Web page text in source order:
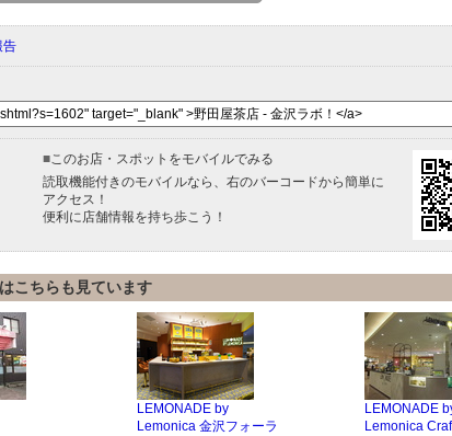
告
■このお店・スポットをモバイルでみる
読取機能付きのモバイルなら、右のバーコードから簡単に
アクセス！
便利に店舗情報を持ち歩こう！
こちらも見ています
LEMONADE by
Lemonica 金沢フォーラ
LEMONADE
Lemonica